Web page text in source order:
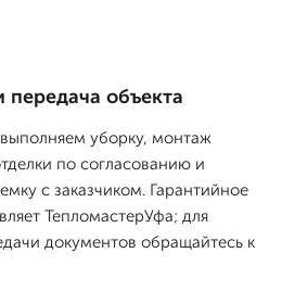
объекта
уборку, монтаж
по согласованию и
с заказчиком. Гарантийное
ТепломастерУфа; для
документов обращайтесь к